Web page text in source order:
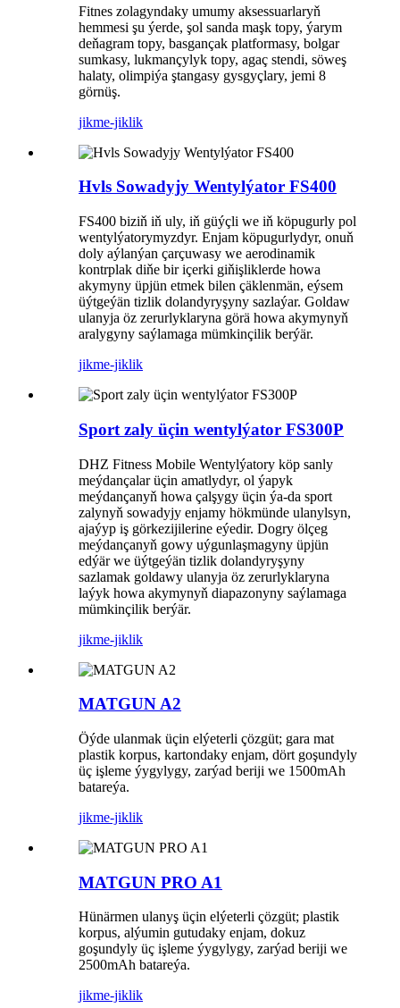
Fitnes zolagyndaky umumy aksessuarlaryň
hemmesi şu ýerde, şol sanda maşk topy, ýarym
deňagram topy, basgançak platformasy, bolgar
sumkasy, lukmançylyk topy, agaç stendi, söweş
halaty, olimpiýa ştangasy gysgyçlary, jemi 8
görnüş.
jikme-jiklik
Hvls Sowadyjy Wentylýator FS400
FS400 biziň iň uly, iň güýçli we iň köpugurly pol
wentylýatorymyzdyr. Enjam köpugurlydyr, onuň
doly aýlanýan çarçuwasy we aerodinamik
kontrplak diňe bir içerki giňişliklerde howa
akymyny üpjün etmek bilen çäklenmän, eýsem
üýtgeýän tizlik dolandyryşyny sazlaýar. Goldaw
ulanyja öz zerurlyklaryna görä howa akymynyň
aralygyny saýlamaga mümkinçilik berýär.
jikme-jiklik
Sport zaly üçin wentylýator FS300P
DHZ Fitness Mobile Wentylýatory köp sanly
meýdançalar üçin amatlydyr, ol ýapyk
meýdançanyň howa çalşygy üçin ýa-da sport
zalynyň sowadyjy enjamy hökmünde ulanylsyn,
ajaýyp iş görkezijilerine eýedir. Dogry ölçeg
meýdançanyň gowy uýgunlaşmagyny üpjün
edýär we üýtgeýän tizlik dolandyryşyny
sazlamak goldawy ulanyja öz zerurlyklaryna
laýyk howa akymynyň diapazonyny saýlamaga
mümkinçilik berýär.
jikme-jiklik
MATGUN A2
Öýde ulanmak üçin elýeterli çözgüt; gara mat
plastik korpus, kartondaky enjam, dört goşundyly
üç işleme ýygylygy, zarýad beriji we 1500mAh
batareýa.
jikme-jiklik
MATGUN PRO A1
Hünärmen ulanyş üçin elýeterli çözgüt; plastik
korpus, alýumin gutudaky enjam, dokuz
goşundyly üç işleme ýygylygy, zarýad beriji we
2500mAh batareýa.
jikme-jiklik